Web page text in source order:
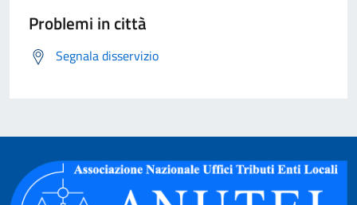
Problemi in città
Segnala disservizio